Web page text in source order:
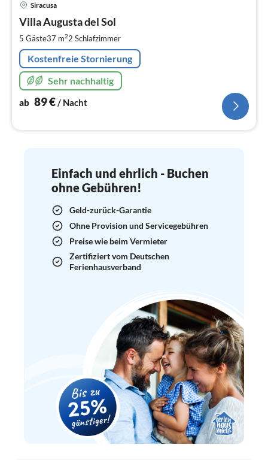
Siracusa
Villa Augusta del Sol
5 Gäste37 m22 Schlafzimmer
Kostenfreie Stornierung
Sehr nachhaltig
ab 89€/ Nacht
Einfach und ehrlich - Buchen
ohne Gebühren!
Geld-zurück-Garantie
Ohne Provision und Servicegebühren
Preise wie beim Vermieter
Zertifiziert vom Deutschen
Ferienhausverband